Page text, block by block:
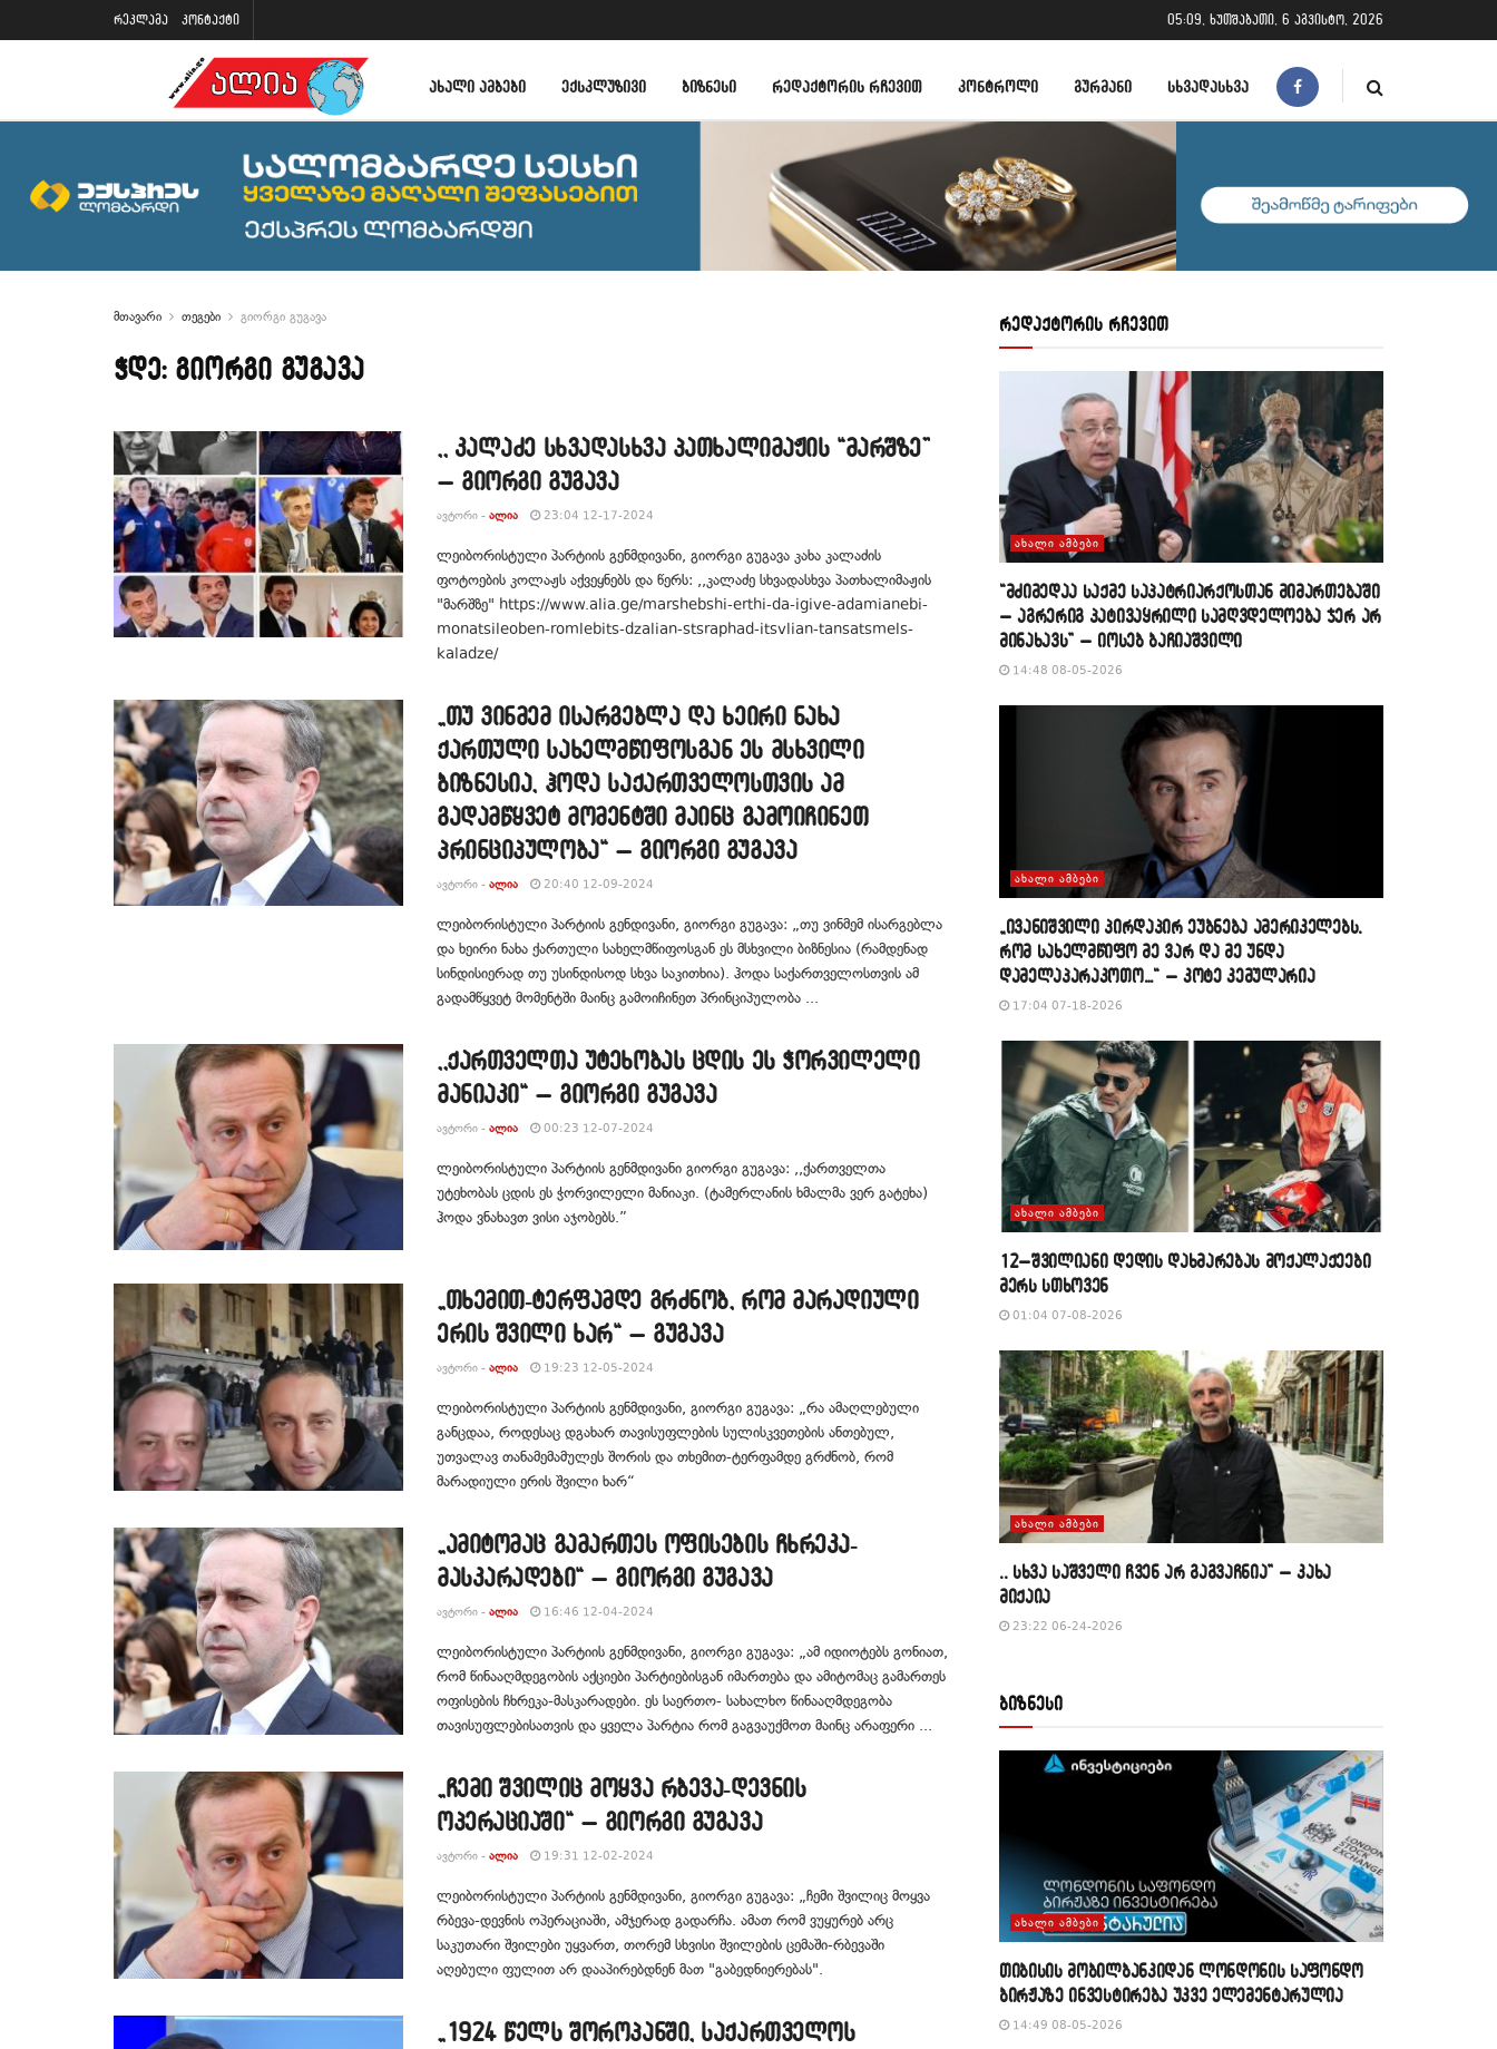
რეკლამა კონტაქტი 05:09, ხუთშაბათი, 6 აგვისტო, 2026
ᲐᲮᲐᲚᲘ ᲐᲛᲑᲔᲑᲘ ᲔᲥᲡᲙᲚᲣᲖᲘᲕᲘ ᲑᲘᲖᲜᲔᲡᲘ ᲠᲔᲓᲐᲥᲢᲝᲠᲘᲡ ᲠᲩᲔᲕᲘᲗ ᲙᲝᲜᲢᲠᲝᲚᲘ ᲒᲣᲠᲛᲐᲜᲘ ᲡᲮᲕᲐᲓᲐᲡᲮᲕᲐ
მთავარი თეგები გიორგი გუგავა
ჭდე: გიორგი გუგავა
,, კალაძე სხვადასხვა პათხალიმაჟის “მარშზე”
– გიორგი გუგავა
ᲐᲕᲢᲝᲠᲘ - ᲐᲚᲘᲐ 23:04 12-17-2024
ლეიბორისტული პარტიის გენმდივანი, გიორგი გუგავა კახა კალაძის
ფოტოების კოლაჟს აქვეყნებს და წერს: ,,კალაძე სხვადასხვა პათხალიმაჟის
"მარშზე" https://www.alia.ge/marshebshi-erthi-da-igive-adamianebi-
monatsileoben-romlebits-dzalian-stsraphad-itsvlian-tansatsmels-
kaladze/
„თუ ვინმემ ისარგებლა და ხეირი ნახა
ქართული სახელმწიფოსგან ეს მსხვილი
ბიზნესია, ჰოდა საქართველოსთვის ამ
გადამწყვეტ მომენტში მაინც გამოიჩინეთ
პრინციპულობა“ – გიორგი გუგავა
ᲐᲕᲢᲝᲠᲘ - ᲐᲚᲘᲐ 20:40 12-09-2024
ლეიბორისტული პარტიის გენდივანი, გიორგი გუგავა: „თუ ვინმემ ისარგებლა
და ხეირი ნახა ქართული სახელმწიფოსგან ეს მსხვილი ბიზნესია (რამდენად
სინდისიერად თუ უსინდისოდ სხვა საკითხია). ჰოდა საქართველოსთვის ამ
გადამწყვეტ მომენტში მაინც გამოიჩინეთ პრინციპულობა ...
,,ქართველთა უტეხობას ცდის ეს ჭორვილელი
მანიაკი“ – გიორგი გუგავა
ᲐᲕᲢᲝᲠᲘ - ᲐᲚᲘᲐ 00:23 12-07-2024
ლეიბორისტული პარტიის გენმდივანი გიორგი გუგავა: ,,ქართველთა
უტეხობას ცდის ეს ჭორვილელი მანიაკი. (ტამერლანის ხმალმა ვერ გატეხა)
ჰოდა ვნახავთ ვისი აჯობებს.”
„თხემით-ტერფამდე გრძნობ, რომ მარადიული
ერის შვილი ხარ“ – გუგავა
ᲐᲕᲢᲝᲠᲘ - ᲐᲚᲘᲐ 19:23 12-05-2024
ლეიბორისტული პარტიის გენმდივანი, გიორგი გუგავა: „რა ამაღლებული
განცდაა, როდესაც დგახარ თავისუფლების სულისკვეთების ანთებულ,
უთვალავ თანამემამულეს შორის და თხემით-ტერფამდე გრძნობ, რომ
მარადიული ერის შვილი ხარ“
„ამიტომაც გამართეს ოფისების ჩხრეკა-
მასკარადები“ – გიორგი გუგავა
ᲐᲕᲢᲝᲠᲘ - ᲐᲚᲘᲐ 16:46 12-04-2024
ლეიბორისტული პარტიის გენმდივანი, გიორგი გუგავა: „ამ იდიოტებს გონიათ,
რომ წინააღმდეგობის აქციები პარტიებისგან იმართება და ამიტომაც გამართეს
ოფისების ჩხრეკა-მასკარადები. ეს საერთო- სახალხო წინააღმდეგობა
თავისუფლებისათვის და ყველა პარტია რომ გაგვაუქმოთ მაინც არაფერი ...
„ჩემი შვილიც მოყვა რბევა-დევნის
ოპერაციაში“ – გიორგი გუგავა
ᲐᲕᲢᲝᲠᲘ - ᲐᲚᲘᲐ 19:31 12-02-2024
ლეიბორისტული პარტიის გენმდივანი, გიორგი გუგავა: „ჩემი შვილიც მოყვა
რბევა-დევნის ოპერაციაში, ამჯერად გადარჩა. ამათ რომ ვუყურებ არც
საკუთარი შვილები უყვართ, თორემ სხვისი შვილების ცემაში-რბევაში
აღებული ფულით არ დააპირებდნენ მათ "გაბედნიერებას".
„1924 წელს შოროპანში, საქართველოს
რედაქტორის რჩევით
ᲐᲮᲐᲚᲘ ᲐᲛᲑᲔᲑᲘ
“მძიმედაა საქმე საპატრიარქოსთან მიმართებაში
– აგრერიგ პატივაყრილი სამღვდელოება ჯერ არ
მინახავს” – იოსებ ბაჩიაშვილი
14:48 08-05-2026
ᲐᲮᲐᲚᲘ ᲐᲛᲑᲔᲑᲘ
„ივანიშვილი პირდაპირ ეუბნება ამერიკელებს,
რომ სახელმწიფო მე ვარ და მე უნდა
დამელაპარაკოთო…“ – კოტე კემულარია
17:04 07-18-2026
ᲐᲮᲐᲚᲘ ᲐᲛᲑᲔᲑᲘ
12–შვილიანი დედის დახმარებას მოქალაქეები
მერს სთხოვენ
01:04 07-08-2026
ᲐᲮᲐᲚᲘ ᲐᲛᲑᲔᲑᲘ
,, სხვა საშველი ჩვენ არ გაგვაჩნია” – კახა
მიქაია
23:22 06-24-2026
ბიზნესი
ᲐᲮᲐᲚᲘ ᲐᲛᲑᲔᲑᲘ
თიბისის მობილბანკიდან ლონდონის საფონდო
ბირჟაზე ინვესტირება უკვე ელემენტარულია
14:49 08-05-2026